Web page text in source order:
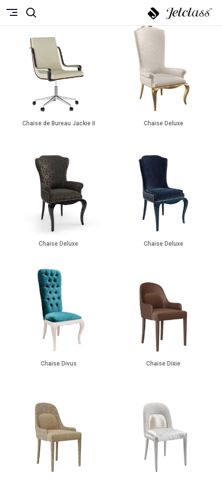
Chaise de Bureau Jackie II Chaise Deluxe
Chaise Deluxe Chaise Deluxe
Chaise Divus Chaise Dixie